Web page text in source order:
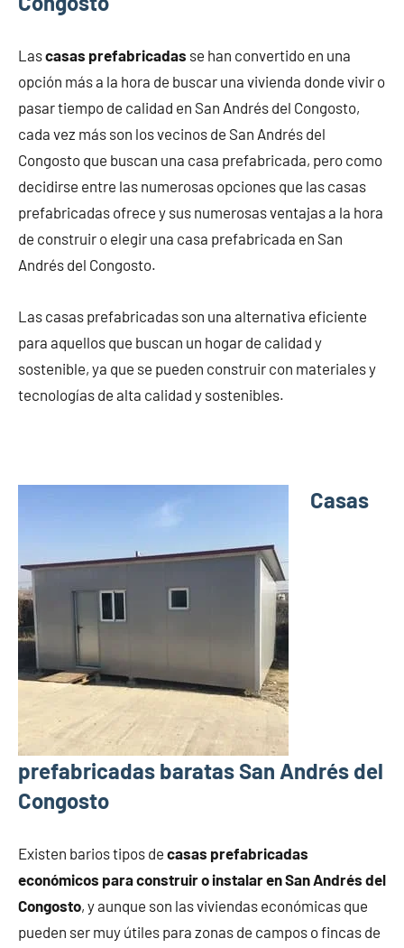
Lascasas prefabricadas se han convertido en una
opción más a la hora de buscar una vivienda donde vivir o
pasar tiempo de calidad en San Andrés del Congosto,
cada vez más son los vecinos de San Andrés del
Congosto que buscan una casa prefabricada, pero como
decidirse entre las numerosas opciones que las casas
prefabricadas ofrece y sus numerosas ventajas a la hora
de construir o elegir una casa prefabricada en San
Andrés del Congosto.
Las casas prefabricadas son una alternativa eficiente
para aquellos que buscan un hogar de calidad y
sostenible, ya que se pueden construir con materiales y
tecnologías de alta calidad y sostenibles.
Casas
prefabricadas baratas San Andrés del
Congosto
Existen barios tipos de casas prefabricadas
económicos para construir o instalar en San Andrés del
Congosto, y aunque son las viviendas económicas que
pueden ser muy útiles para zonas de campos o fincas de